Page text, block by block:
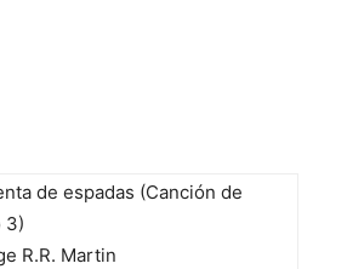
de espadas (Canción de
3)
R.R. Martin